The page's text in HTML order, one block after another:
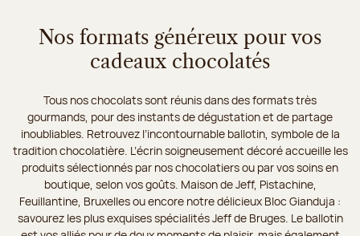
Nos formats généreux pour vos
cadeaux chocolatés
Tous nos chocolats sont réunis dans des formats très
gourmands, pour des instants de dégustation et de partage
inoubliables. Retrouvez l’incontournable ballotin, symbole de la
tradition chocolatière. L’écrin soigneusement décoré accueille les
produits sélectionnés par nos chocolatiers ou par vos soins en
boutique, selon vos goûts. Maison de Jeff, Pistachine,
Feuillantine, Bruxelles ou encore notre délicieux Bloc Gianduja :
savourez les plus exquises spécialités Jeff de Bruges. Le ballotin